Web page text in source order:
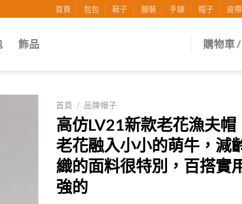
首頁 包包 鞋子 服裝 手錶 帽子 皮帶
飾品 購物車 /
首頁 / 品牌帽子
高仿LV21新款老花漁夫
老花融入小小的萌牛，減
織的面料很特別，百搭實
強的